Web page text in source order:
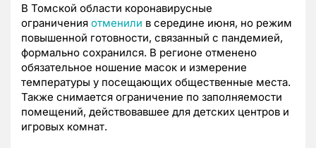
В Томской области коронавирусные
ограничения отменили в середине июня, но режим
повышенной готовности, связанный с пандемией,
формально сохранился. В регионе отменено
обязательное ношение масок и измерение
температуры у посещающих общественные места.
Также снимается ограничение по заполняемости
помещений, действовавшее для детских центров и
игровых комнат.